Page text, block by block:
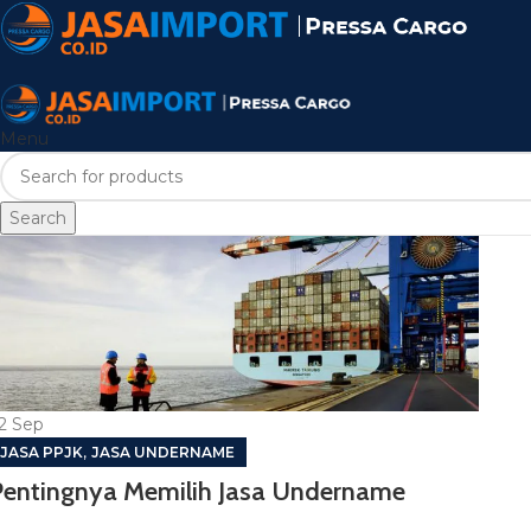
Menu
Search
Sep
JASA PPJK, JASA UNDERNAME
Memilih Jasa Undername